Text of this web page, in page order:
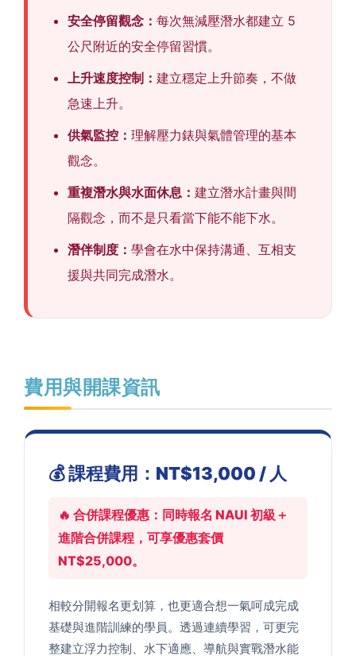
安全停留觀念： 每次無減壓潛水都建立 5
公尺附近的安全停留習慣。
上升速度控制： 建立穩定上升節奏，不做
急速上升。
供氣監控： 理解壓力錶與氣體管理的基本
觀念。
重複潛水與水面休息： 建立潛水計畫與間
隔觀念，而不是只看當下能不能下水。
潛伴制度： 學會在水中保持溝通、互相支
援與共同完成潛水。
費用與開課資訊
💰 課程費用：NT$13,000 / 人
🔥 合併課程優惠：同時報名 NAUI 初級＋
進階合併課程，可享優惠套價
NT$25,000。
相較分開報名更划算，也更適合想一氣呵成完成
基礎與進階訓練的學員。透過連續學習，可更完
整建立浮力控制、水下適應、導航與實戰潛水能